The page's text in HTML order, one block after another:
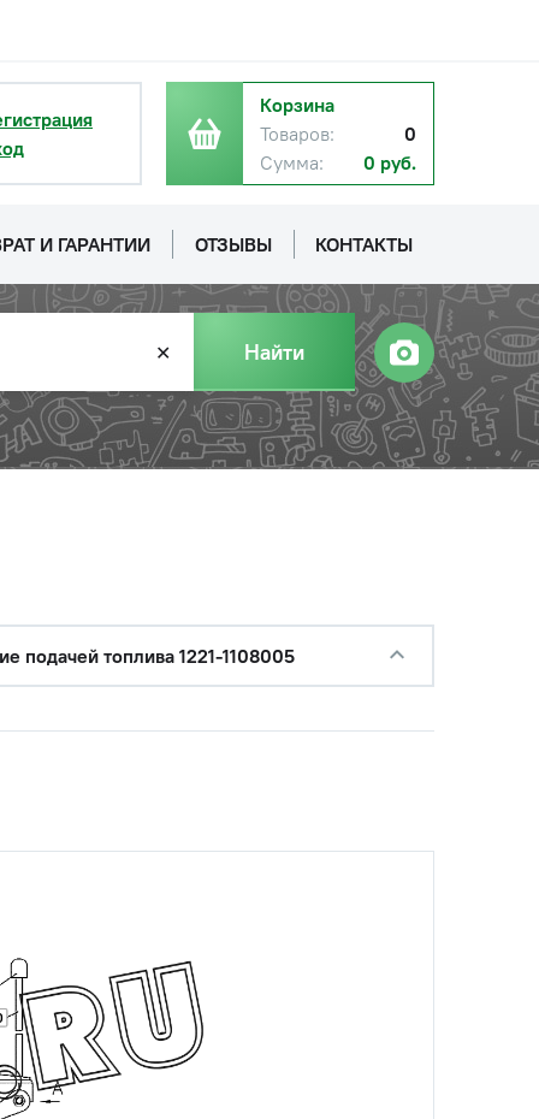
Корзина
Товаров:
0
Сумма:
0 руб.
И ГАРАНТИИ ОТЗЫВЫ КОНТАКТЫ
✕ Найти
подачей топлива 1221-1108005